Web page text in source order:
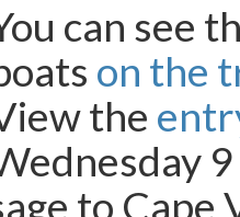
can see
on the
the
to Cape